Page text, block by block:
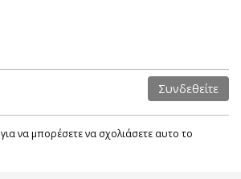
Συνδεθείτε
για να μπορέσετε να σχολιάσετε αυτο το